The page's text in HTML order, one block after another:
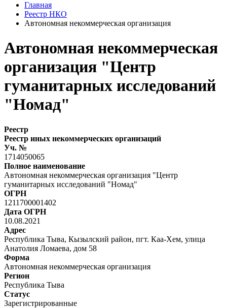
Главная
Реестр НКО
Автономная некоммерческая организация
Автономная некоммерческая
организация "Центр
гуманитарных исследований
"Номад"
Реестр
Реестр иных некоммерческих организаций
Уч. №
1714050065
Полное наименование
Автономная некоммерческая организация "Центр
гуманитарных исследований "Номад"
ОГРН
1211700001402
Дата ОГРН
10.08.2021
Адрес
Республика Тыва, Кызылский район, пгт. Каа-Хем, улица
Анатолия Ломаева, дом 58
Форма
Автономная некоммерческая организация
Регион
Республика Тыва
Статус
Зарегистрированные